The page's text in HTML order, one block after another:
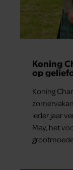
Koning
op
Koning
ieder jaar
Mey, het